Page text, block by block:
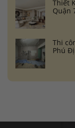
Thiết
Quận
Thi
Phú